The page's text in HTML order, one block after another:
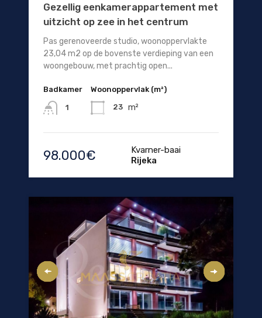
Gezellig eenkamerappartement met
uitzicht op zee in het centrum
Pas gerenoveerde studio, woonoppervlakte
23,04 m2 op de bovenste verdieping van een
woongebouw, met prachtig open...
Badkamer
1
Woonoppervlak (m²)
23 m²
98.000€
Kvarner-baai
Rijeka